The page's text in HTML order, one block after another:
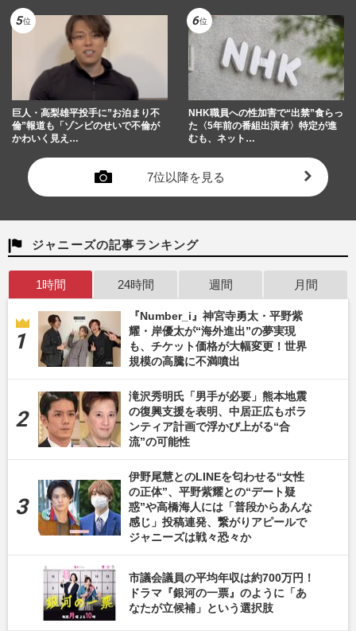
巨人・高梨雄平投手に”お泊まり不
倫”報道も「ゾンビのせいで不倫が
かわいく見え…
NHK職員への性加害で“出禁”食らっ
た〈5年前の番組出演者〉特定が進
むも、ネット…
7位以降を見る
ジャニーズの記事ランキング
1時間 24時間 週間 月間
『Number_i』神宮寺勇太・平野紫
耀・岸優太が“海外進出”の夢実現
も、チケット価格が大幅変更！世界
規模の高騰に不満噴出
滝沢秀明氏「男手が必要」熊本地震
の復興支援を表明、中居正広もボラ
ンティア計画で浮かび上がる“合
流”の可能性
伊野尾慧とのLINEを匂わせる“女性
の正体”、平野紫耀との“デート疑
惑”や高橋海人には「普段からあんな
感じ」投稿連発、繋がりアピールで
ジャニーズは戦々恐々か
市議会議員の平均年収は約700万円！
ドラマ『銀河の一票』のように「あ
なたが立候補」という選択肢